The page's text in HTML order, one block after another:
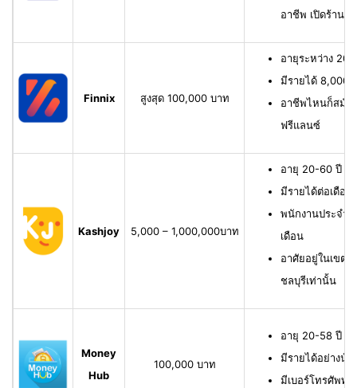
อาชีพ เปิดร้าน
Finnix สูงสุด 100,000 บาท
อายุระหว่าง
มีรายได้ 8,000
อาชีพไหนก็สมัค
ฟรีแลนซ์
Kashjoy 5,000 – 1,000,000บาท
อายุ 20-60 ปี มี
มีรายได้ต่อเดือ
พนักงานประจำ
เดือน
อาศัยอยู่ในเขต
ชลบุรีเท่านั้น
Money
Hub
100,000 บาท
อายุ 20-58 ปี มี
มีรายได้อย่างน้
มีเบอร์โทรศัพท์